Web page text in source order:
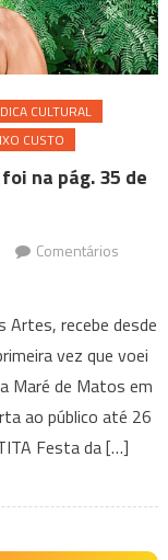
DICA CULTURAL
CUSTO
na pág. 35 de
Comentários
Artes, recebe desde
vez que voei
Maré de Matos em
ao público até 26
Festa da […]